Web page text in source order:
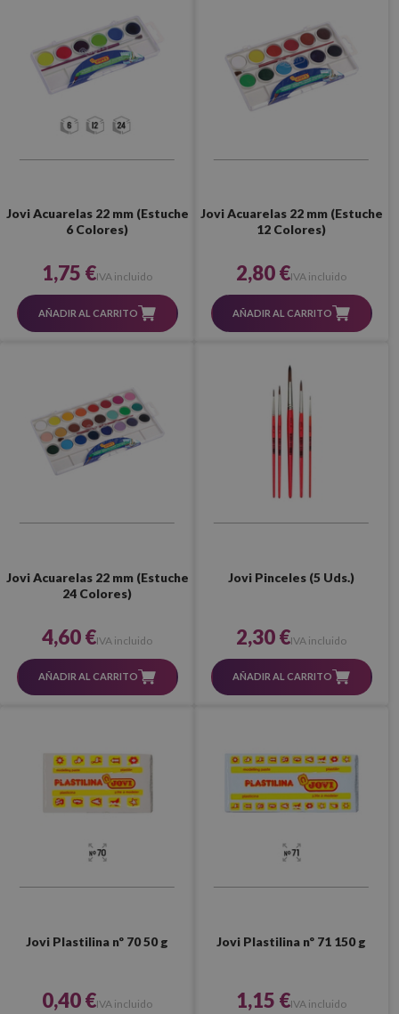
Jovi Acuarelas 22 mm (Estuche
6 Colores)
1,75 €IVA incluido
AÑADIR AL CARRITO
Jovi Acuarelas 22 mm (Estuche
12 Colores)
2,80 €IVA incluido
AÑADIR AL CARRITO
Jovi Acuarelas 22 mm (Estuche
24 Colores)
4,60 €IVA incluido
AÑADIR AL CARRITO
Jovi Pinceles (5 Uds.)
2,30 €IVA incluido
AÑADIR AL CARRITO
Jovi Plastilina nº 70 50 g
0,40 €IVA incluido
Jovi Plastilina nº 71 150 g
1,15 €IVA incluido